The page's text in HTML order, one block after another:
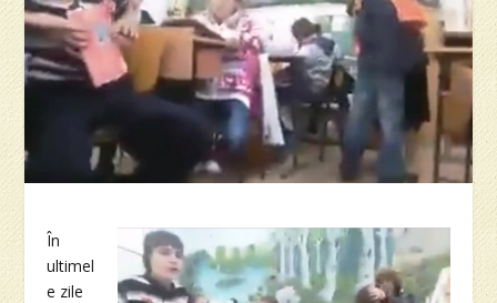
În
ultimel
e zile